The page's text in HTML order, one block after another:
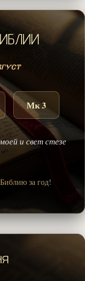
Мк 3
и свет стезе
за год!